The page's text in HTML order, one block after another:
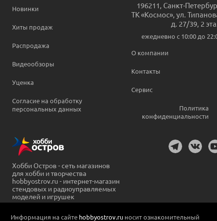
Новинки
Хиты продаж
Распродажа
Видеообзоры
Уценка
Согласие на обработку
персональных данных
196211, Санкт-
ТК «Космос», ул.
д. 27/39, 2
ежедневно c 10:00 до
О компании
Контакты
Сервис
Политика
конфиденциальности
Хобби Остров - сеть магазинов
для хобби и творчества
hobbyostrov.ru - интернет-магазин
стендовых и радиоуправляемых
моделей и игрушек
Информация на сайте hobbyostrov.ru носит ознакомительный